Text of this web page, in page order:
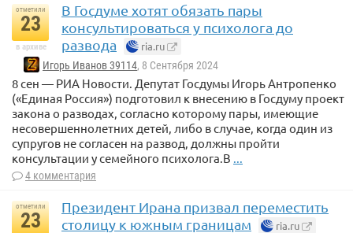
отметили
23
в архиве
В Госдуме хотят обязать пары
консультироваться у психолога до
развода
ria.ru
Игорь Иванов 39114, 8 Сентября 2024
8 сен — РИА Новости. Депутат Госдумы Игорь Антропенко
(«Единая Россия») подготовил к внесению в Госдуму проект
закона о разводах, согласно которому пары, имеющие
несовершеннолетних детей, либо в случае, когда один из
супругов не согласен на развод, должны пройти
консультации у семейного психолога.В ...
4 комментария
отметили
23
Президент Ирана призвал переместить
столицу к южным границам
ria.ru